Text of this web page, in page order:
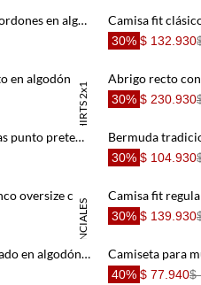
Buzo con capucha fit regular con cordones en algodón beige arena para hombre
30% $ 132.930
TSHIRTS 2x1
Camiseta regular fit con micro texto en algodón crema para hombre
30% $ 230.930
Falda larga para mujer tennis, faldas punto preteñido
30% $ 104.930
ESENCIALES
Camisa para mujer en algodón blanco oversize con manga larga
30% $ 139.930
Camiseta regular fit con mini bordado en algodón azul marino para hombre
40% $ 77.940$